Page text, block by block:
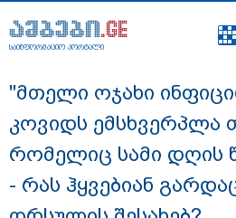
საინფორმაციო პორტალი
საინფორმაციო პორტალი
"მთელი ოჯახი
კოვიდს ემსხვერპლა
რომელიც სამი დღის
- რას ჰყვებიან